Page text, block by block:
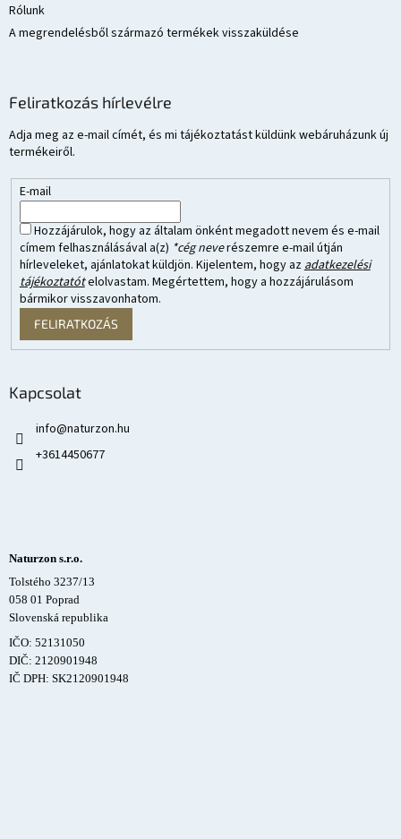
Rólunk
A megrendelésből származó termékek visszaküldése
Feliratkozás hírlevélre
Adja meg az e-mail címét, és mi tájékoztatást küldünk webáruházunk új
termékeiről.
E-mail
Hozzájárulok, hogy az általam önként megadott nevem és e-mail
címem felhasználásával a(z) *cég neverészemre e-mail útján
hírleveleket, ajánlatokat küldjön. Kijelentem, hogy az adatkezelési
tájékoztatótelolvastam. Megértettem, hogy a hozzájárulásom
bármikor visszavonhatom.
FELIRATKOZÁS
Kapcsolat
info@naturzon.hu
+3614450677
Naturzon s.r.o.
Tolstého 3237/13
058 01 Poprad
Slovenská republika
IČO: 52131050
DIČ: 2120901948
IČ DPH: SK2120901948